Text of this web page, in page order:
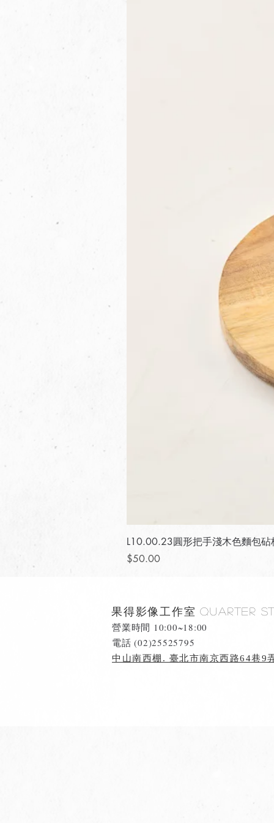
L10.00.23圓形把手淺木色麵包砧
價格
$50.00
果得影像工作室Quarter
營業時間 10:00~18:00
​電話 (02)25525795
中山南西棚. 臺北市南京西路64巷9